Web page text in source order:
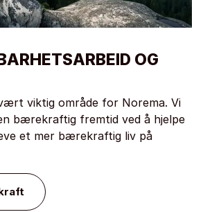
OG
viktig område for Norema. Vi
bærekraftig fremtid ved å hjelpe
et mer bærekraftig liv på